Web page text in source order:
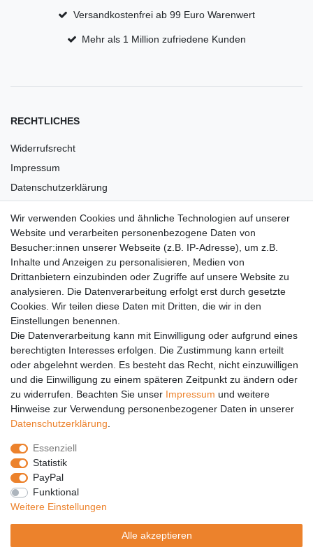
Versandkostenfrei ab 99 Euro Warenwert
Mehr als 1 Million zufriedene Kunden
RECHTLICHES
Widerrufsrecht
Impressum
Datenschutzerklärung
Versandkosten
Barrierefreiheit
Anleitungen
Vertrag widerrufen
PARTNER
DHL
GLS
PaketPLUS
SPONSORING
Malchower SV 90
Malchower Wölfe
ZERTIFIKATE
Händlerbund
Trusted Shops
Wir verwenden Cookies und ähnliche Technologien auf unserer
Website und verarbeiten personenbezogene Daten von
Besucher:innen unserer Webseite (z.B. IP-Adresse), um z.B.
Inhalte und Anzeigen zu personalisieren, Medien von
Drittanbietern einzubinden oder Zugriffe auf unsere Website zu
analysieren. Die Datenverarbeitung erfolgt erst durch gesetzte
Cookies. Wir teilen diese Daten mit Dritten, die wir in den
Einstellungen benennen.
Die Datenverarbeitung kann mit Einwilligung oder aufgrund eines
berechtigten Interesses erfolgen. Die Zustimmung kann erteilt
oder abgelehnt werden. Es besteht das Recht, nicht einzuwilligen
und die Einwilligung zu einem späteren Zeitpunkt zu ändern oder
zu widerrufen. Beachten Sie unser Impressum und weitere
Hinweise zur Verwendung personenbezogener Daten in unserer
Daten­schutz­erklärung
Essenziell
Statistik
PayPal
Funktional
Weitere Einstellungen
Alle akzeptieren